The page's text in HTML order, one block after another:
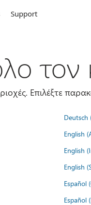
Support
Επιλέξτε
Deutsch
English
English
English
Español
Español